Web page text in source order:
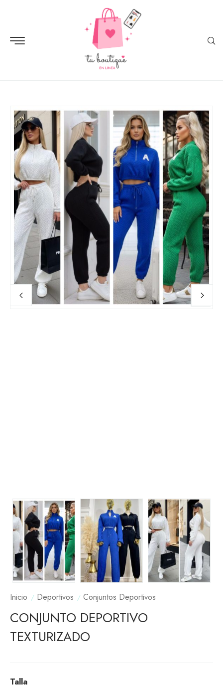
Inicio Deportivos Conjuntos Deportivos
CONJUNTO DEPORTIVO
TEXTURIZADO
Talla